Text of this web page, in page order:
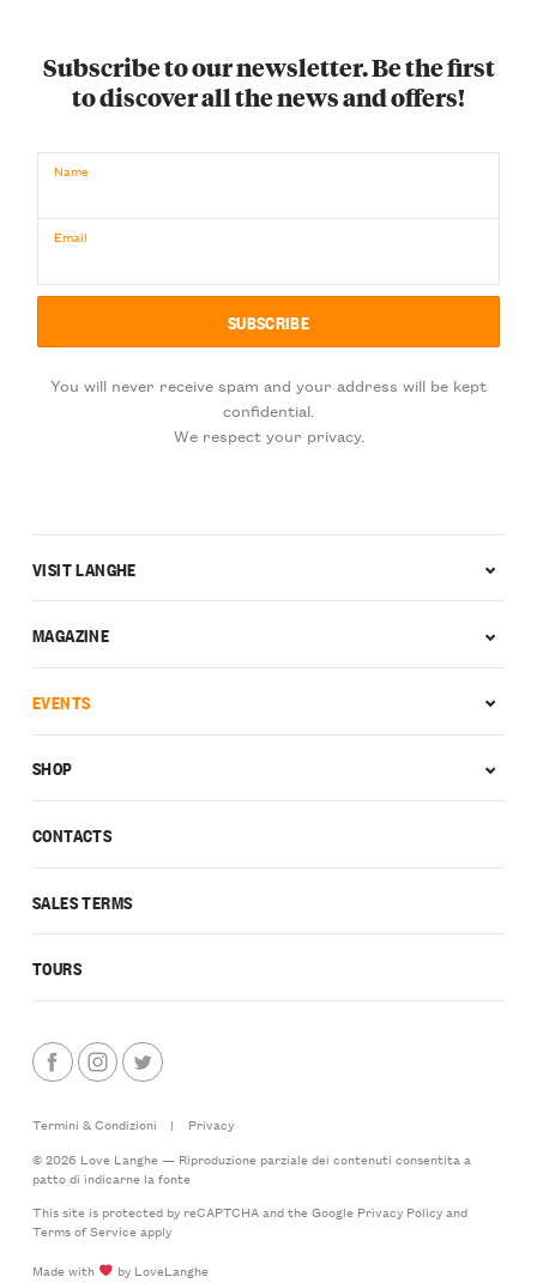
Subscribe to our newsletter. Be the first
to discover all the news and offers!
Name
Email
You will never receive spam and your address will be kept
confidential.
We respect your privacy.
CONTACTS
SALES TERMS
TOURS
VISIT LANGHE
MAGAZINE
EVENTS
SHOP
Termini & Condizioni |
Privacy
© 2026 Love Langhe — Riproduzione parziale dei contenuti consentita a
patto di indicarne la fonte
This site is protected by reCAPTCHA and the Google Privacy Policyand
Terms of Serviceapply
Made with
by LoveLanghe